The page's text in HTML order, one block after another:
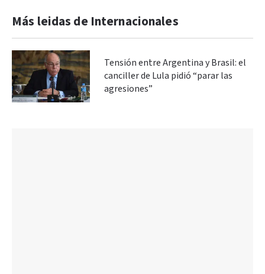
Más leidas de Internacionales
Tensión entre Argentina y Brasil: el
canciller de Lula pidió “parar las
agresiones”